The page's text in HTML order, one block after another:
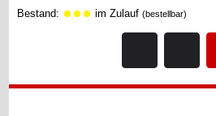
Bestand: im Zulauf (bestellbar)